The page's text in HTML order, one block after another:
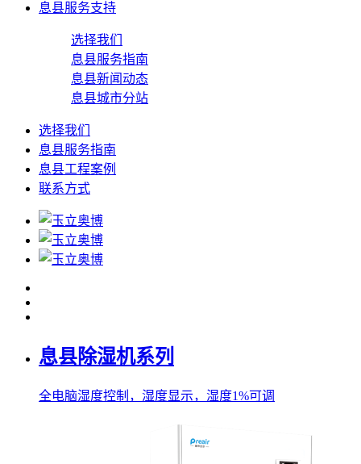
息县服务支持
选择我们
息县服务指南
息县新闻动态
息县城市分站
选择我们
息县服务指南
息县工程案例
联系方式
息县除湿机系列
全电脑湿度控制，湿度显示，湿度1%可调